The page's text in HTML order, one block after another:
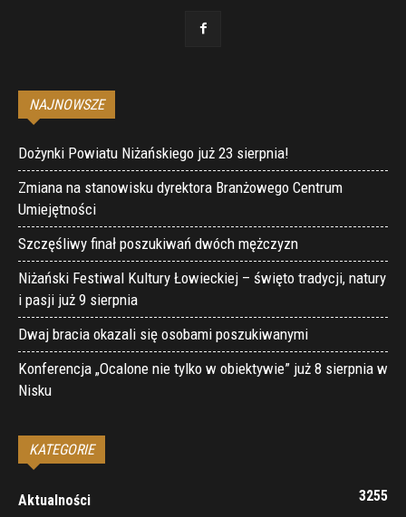
NAJNOWSZE
Dożynki Powiatu Niżańskiego już 23 sierpnia!
Zmiana na stanowisku dyrektora Branżowego Centrum
Umiejętności
Szczęśliwy finał poszukiwań dwóch mężczyzn
Niżański Festiwal Kultury Łowieckiej – święto tradycji, natury
i pasji już 9 sierpnia
Dwaj bracia okazali się osobami poszukiwanymi
Konferencja „Ocalone nie tylko w obiektywie” już 8 sierpnia w
Nisku
KATEGORIE
Aktualności
3255